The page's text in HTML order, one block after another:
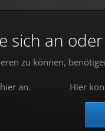
sich an
zu können,
an. Hier